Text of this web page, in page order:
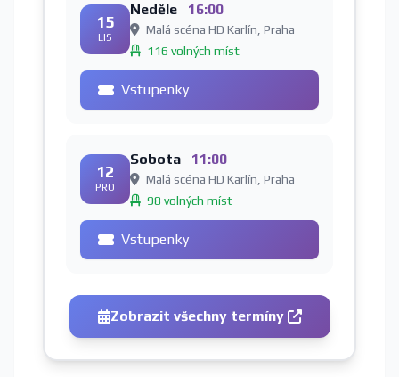
15
LIS
Neděle 16:00
Malá scéna HD Karlín, Praha
116 volných míst
Vstupenky
12
PRO
Sobota 11:00
Malá scéna HD Karlín, Praha
98 volných míst
Vstupenky
Zobrazit všechny termíny